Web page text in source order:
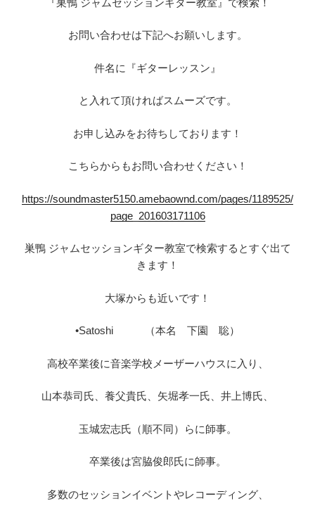
お問い合わせは下記へお願いします。
件名に『ギターレッスン』
と入れて頂ければスムーズです。
お申し込みをお待ちしております！
こちらからもお問い合わせください！
https://soundmaster5150.amebaownd.com/pages/1189525/
page_201603171106
巣鴨 ジャムセッションギター教室で検索するとすぐ出て
きます！
大塚からも近いです！
•Satoshi （本名 下園 聡）
高校卒業後に音楽学校メーザーハウスに入り、
山本恭司氏、養父貴氏、矢堀孝一氏、井上博氏、
玉城宏志氏（順不同）らに師事。
卒業後は宮脇俊郎氏に師事。
多数のセッションイベントやレコーディング、